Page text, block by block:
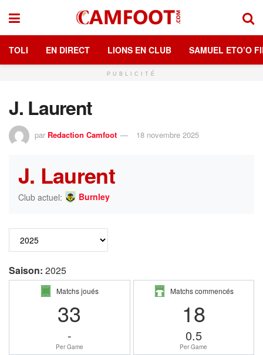
TOLI EN DIRECT LIONS EN CLUB SAMUEL ETO’O
PUBLICITÉ
J. Laurent
par Redaction Camfoot 18 novembre 2025
J. Laurent
Club actuel: Burnley
Saison: 2025
Matchs joués
33
-
Per Game
Matchs commencés
18
0.5
Per Game